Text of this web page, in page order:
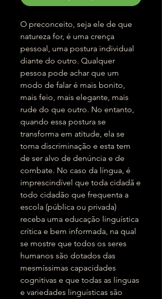
O preconceito, seja ele de que
natureza for, é uma crença
pessoal, uma postura individual
diante do outro. Qualquer
pessoa pode achar que um
modo de falar é mais bonito,
mais feio, mais elegante, mais
rude do que outro. No entanto,
quando essa postura se
transforma em atitude, ela se
torna discriminação e esta tem
de ser alvo de denúncia e de
combate. No caso da língua, é
imprescindível que toda cidadã e
todo cidadão que frequenta a
escola (pública ou privada)
receba uma educação linguística
crítica e bem informada, na qual
se mostre que todos os seres
humanos são dotados das
mesmíssimas capacidades
cognitivas e que todas as línguas
e variedades linguísticas são